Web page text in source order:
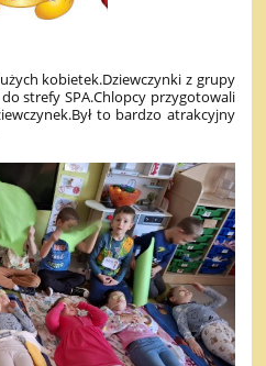
kobietek.Dziewczynki z grupy
strefy SPA.Chlopcy przygotowali
to bardzo atrakcyjny